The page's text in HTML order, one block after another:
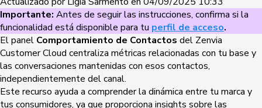
Importante: Antes de seguir las instrucciones, confirma si la
funcionalidad está disponible para tu perfil de acceso.
El panel Comportamiento de Contactos del Zenvia
Customer Cloud centraliza métricas relacionadas con tu base y
las conversaciones mantenidas con esos contactos,
independientemente del canal.
Este recurso ayuda a comprender la dinámica entre tu marca y
tus consumidores, ya que proporciona insights sobre las